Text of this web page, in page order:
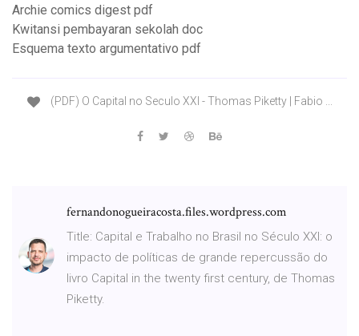
Archie comics digest pdf
Kwitansi pembayaran sekolah doc
Esquema texto argumentativo pdf
(PDF) O Capital no Seculo XXI - Thomas Piketty | Fabio ...
fernandonogueiracosta.files.wordpress.com
Title: Capital e Trabalho no Brasil no Século XXI: o
impacto de políticas de grande repercussão do
livro Capital in the twenty first century, de Thomas
Piketty.